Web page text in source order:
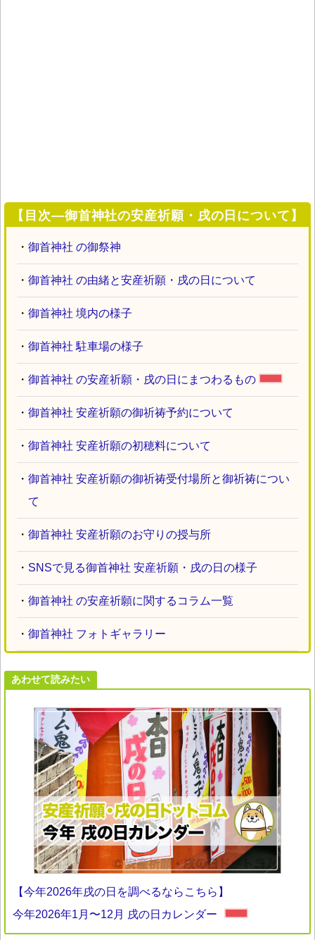
【目次―御首神社の安産祈願・戌の日について】
・ 御首神社 の御祭神
・ 御首神社 の由緒と安産祈願・戌の日について
・ 御首神社 境内の様子
・ 御首神社 駐車場の様子
・ 御首神社 の安産祈願・戌の日にまつわるもの
・ 御首神社 安産祈願の御祈祷予約について
・ 御首神社 安産祈願の初穂料について
・ 御首神社 安産祈願の御祈祷受付場所と御祈祷につい
て
・ 御首神社 安産祈願のお守りの授与所
・ SNSで見る御首神社 安産祈願・戌の日の様子
・ 御首神社 の安産祈願に関するコラム一覧
・ 御首神社 フォトギャラリー
あわせて読みたい
【今年2026年戌の日を調べるならこちら】
今年2026年1月〜12月 戌の日カレンダー